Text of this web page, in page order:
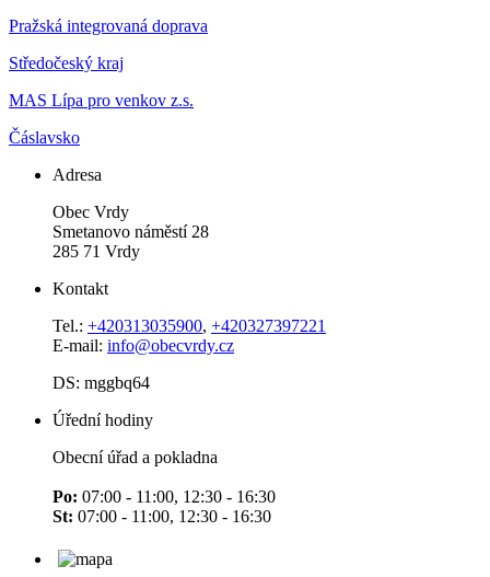
Pražská integrovaná doprava
Středočeský kraj
MAS Lípa pro venkov z.s.
Čáslavsko
Adresa
Obec Vrdy
Smetanovo náměstí 28
285 71 Vrdy
Kontakt
Tel.: +420313035900, +420327397221
E-mail: info@obecvrdy.cz
DS: mggbq64
Úřední hodiny
Obecní úřad a pokladna
Po: 07:00 - 11:00, 12:30 - 16:30
St: 07:00 - 11:00, 12:30 - 16:30